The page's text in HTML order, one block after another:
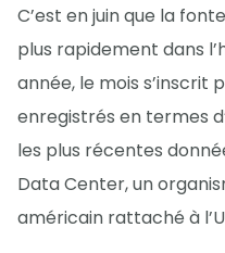
C’est en juin que la
plus rapidement dans
année, le mois s’inscrit
enregistrés en termes
les plus récentes
Data Center, un
américain rattaché à